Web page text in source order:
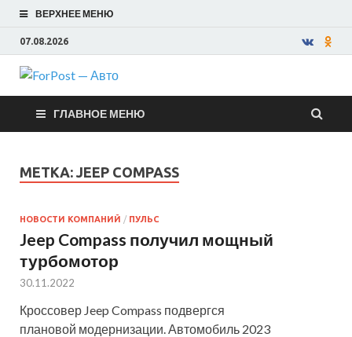
ВЕРХНЕЕ МЕНЮ
07.08.2026
ForPost —
Авто
ГЛАВНОЕ МЕНЮ
МЕТКА: JEEP COMPASS
НОВОСТИ КОМПАНИЙ / ПУЛЬС
Jeep Compass получил мощный
турбомотор
30.11.2022
Кроссовер Jeep Compass подвергся
плановой модернизации. Автомобиль 2023